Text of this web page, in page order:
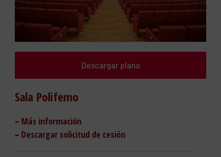
Descargar plano
Sala Polifemo
– Más información
– Descargar solicitud de cesión